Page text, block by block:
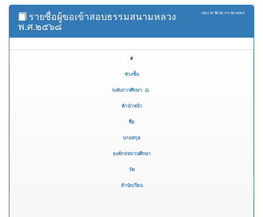
แสดง 51 ถึง 52 จาก 52 ผลลัพธ์
รายชื่อผู้ขอเข้าสอบธรรมสนามหลวง
พ.ศ.๒๕๖๘
#
ช่วงชั้น
ระดับการศึกษา
คำนำหน้า
ชื่อ
นามสกุล
องค์กร/สถานศึกษา
วัด
สำนักเรียน